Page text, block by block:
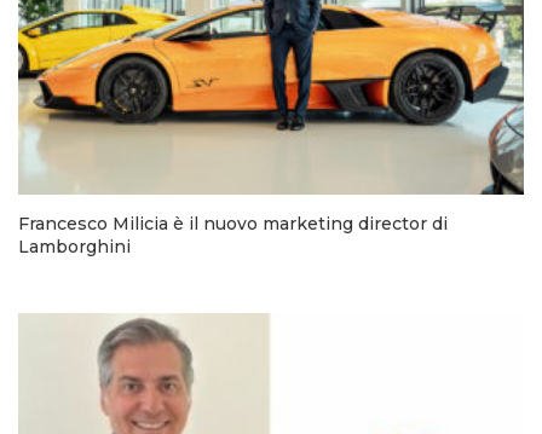
Francesco Milicia è il nuovo marketing director di
Lamborghini